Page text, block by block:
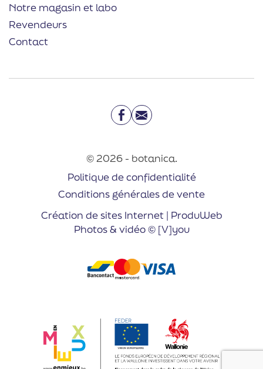
Notre magasin et labo
Revendeurs
Contact
Facebook
Email
© 2026 - botanica.
Politique de confidentialité
Conditions générales de vente
Création de sites Internet | ProduWeb
Photos & vidéo © [V]you